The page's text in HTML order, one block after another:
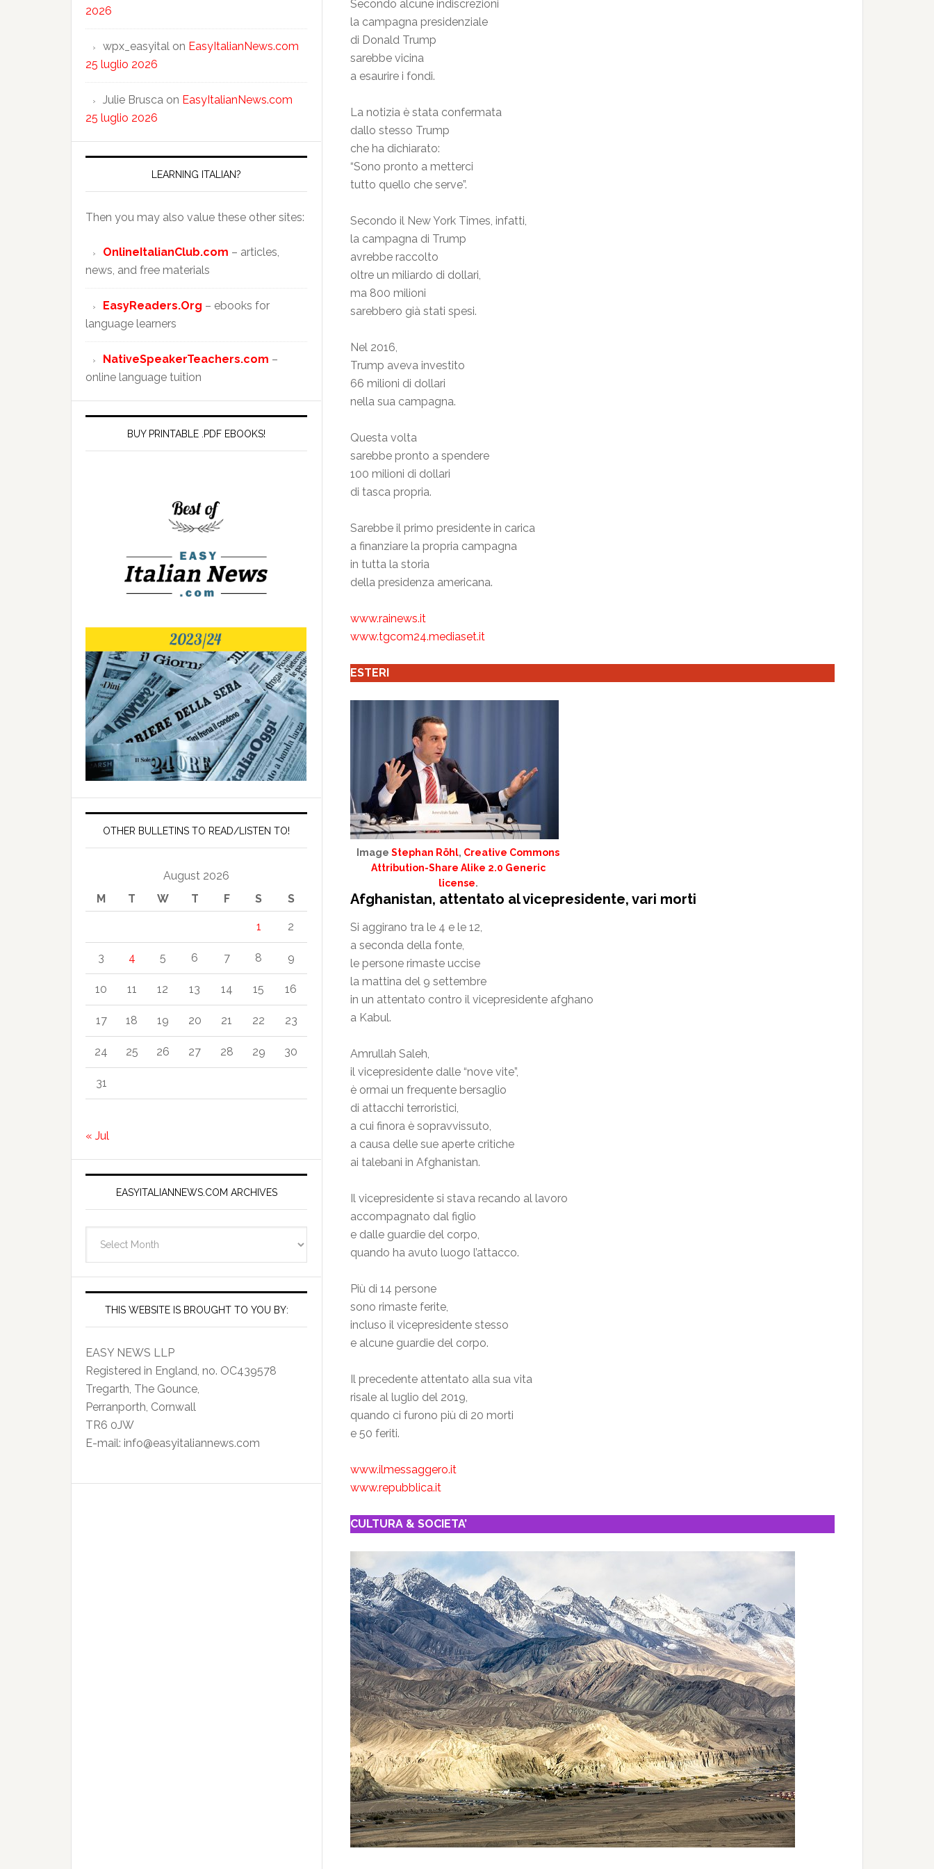
Secondo alcune indiscrezioni
la campagna presidenziale
di Donald Trump
sarebbe vicina
a esaurire i fondi.
La notizia è stata confermata
dallo stesso Trump
che ha dichiarato:
“Sono pronto a metterci
tutto quello che serve”.
Secondo il New York Times, infatti,
la campagna di Trump
avrebbe raccolto
oltre un miliardo di dollari,
ma 800 milioni
sarebbero già stati spesi.
Nel 2016,
Trump aveva investito
66 milioni di dollari
nella sua campagna.
Questa volta
sarebbe pronto a spendere
100 milioni di dollari
di tasca propria.
Sarebbe il primo presidente in carica
a finanziare la propria campagna
in tutta la storia
della presidenza americana.
www.rainews.it
www.tgcom24.mediaset.it
ESTERI
Image Stephan Röhl, Creative Commons
Attribution-Share Alike 2.0 Generic
license.
Afghanistan, attentato al vicepresidente, vari morti
Si aggirano tra le 4 e le 12,
a seconda della fonte,
le persone rimaste uccise
la mattina del 9 settembre
in un attentato contro il vicepresidente afghano
a Kabul.
Amrullah Saleh,
il vicepresidente dalle “nove vite”,
è ormai un frequente bersaglio
di attacchi terroristici,
a cui finora è sopravvissuto,
a causa delle sue aperte critiche
ai talebani in Afghanistan.
Il vicepresidente si stava recando al lavoro
accompagnato dal figlio
e dalle guardie del corpo,
quando ha avuto luogo l’attacco.
Più di 14 persone
sono rimaste ferite,
incluso il vicepresidente stesso
e alcune guardie del corpo.
Il precedente attentato alla sua vita
risale al luglio del 2019,
quando ci furono più di 20 morti
e 50 feriti.
www.ilmessaggero.it
www.repubblica.it
CULTURA & SOCIETA’
2026
wpx_easyital on EasyItalianNews.com
25 luglio 2026
Julie Brusca on EasyItalianNews.com
25 luglio 2026
LEARNING ITALIAN?
Then you may also value these other sites:
OnlineItalianClub.com – articles,
news, and free materials
EasyReaders.Org – ebooks for
language learners
NativeSpeakerTeachers.com –
online language tuition
BUY PRINTABLE .PDF EBOOKS!
OTHER BULLETINS TO READ/LISTEN TO!
August 2026
M
T W T F S S
1 2
3 4 5 6 7 8 9
10 11 12 13 14 15 16
17 18 19 20 21 22 23
24 25 26 27 28 29 30
31
« Jul
EASYITALIANNEWS.COM ARCHIVES
Archives
THIS WEBSITE IS BROUGHT TO YOU BY:
EASY NEWS LLP
Registered in England, no. OC439578
Tregarth, The Gounce,
Perranporth, Cornwall
TR6 0JW
E-mail: info@easyitaliannews.com